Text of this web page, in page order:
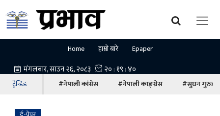
Home हाम्रो बारे Epaper
ट्रेन्डिङ #नेपाली कांग्रेस #नेपाली काङ्ग्रेस #सुधन गुरुङ